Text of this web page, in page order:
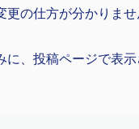
更の仕方が分かりませ
に、投稿ページで表